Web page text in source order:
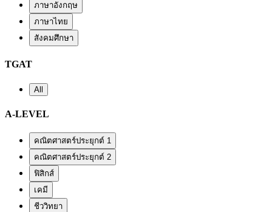
ภาษาอังกฤษ
ภาษาไทย
สังคมศึกษา
TGAT
All
A-LEVEL
คณิตศาสตร์ประยุกต์ 1
คณิตศาสตร์ประยุกต์ 2
ฟิสิกส์
เคมี
ชีววิทยา